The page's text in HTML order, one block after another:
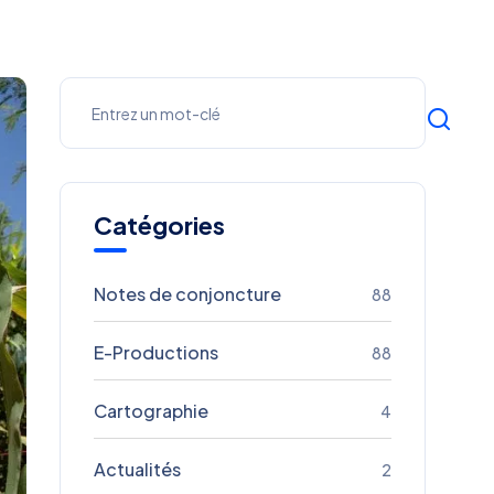
Catégories
Notes de conjoncture 88
E-Productions 88
Cartographie 4
Actualités 2